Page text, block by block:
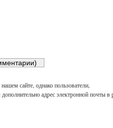
сайте, однако пользователи,
адрес электронной почты в